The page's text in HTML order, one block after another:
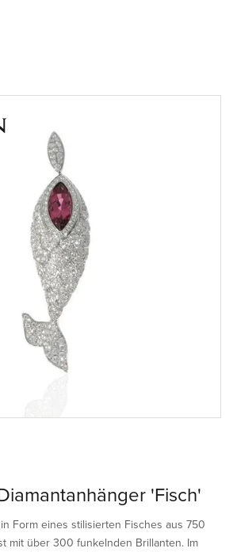
'Fisch'
Form eines stilisierten Fisches aus 750
mit über 300 funkelnden Brillanten. Im